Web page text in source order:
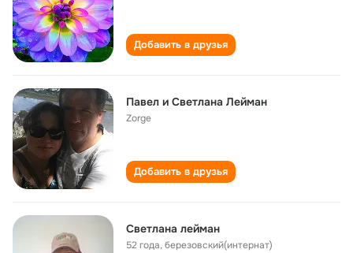
Добавить в друзья
Павел и Светлана Лейман
Zorge
Добавить в друзья
Светлана лейман
52 года,березовский(интернат)